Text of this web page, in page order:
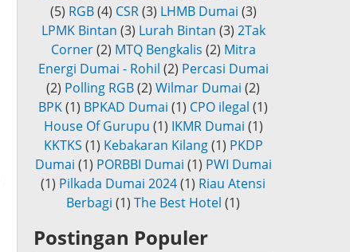
(5) RGB (4) CSR (3) LHMB Dumai (3)
LPMK Bintan (3) Lurah Bintan (3) 2Tak
Corner (2) MTQ Bengkalis (2) Mitra
Energi Dumai - Rohil (2) Percasi Dumai
(2) Polling RGB(2) Wilmar Dumai (2)
BPK(1) BPKAD Dumai (1) CPO ilegal (1)
House Of Gurupu (1) IKMR Dumai (1)
KKTKS (1) Kebakaran Kilang (1) PKDP
Dumai (1) PORBBI Dumai (1) PWI Dumai
(1) Pilkada Dumai 2024(1) Riau Atensi
Berbagi (1) The Best Hotel (1)
Postingan Populer